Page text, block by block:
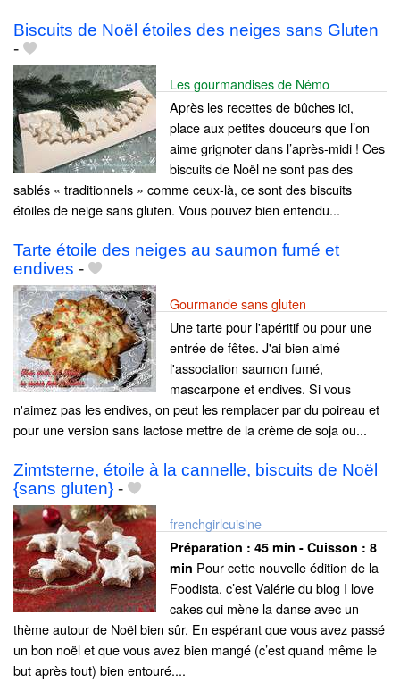
Biscuits de Noël étoiles des neiges sans Gluten
-
Les gourmandises de Némo
Après les recettes de bûches ici,
place aux petites douceurs que l’on
aime grignoter dans l’après-midi ! Ces
biscuits de Noël ne sont pas des
sablés « traditionnels » comme ceux-là, ce sont des biscuits
étoiles de neige sans gluten. Vous pouvez bien entendu...
Tarte étoile des neiges au saumon fumé et
endives -
Gourmande sans gluten
Une tarte pour l'apéritif ou pour une
entrée de fêtes. J'ai bien aimé
l'association saumon fumé,
mascarpone et endives. Si vous
n'aimez pas les endives, on peut les remplacer par du poireau et
pour une version sans lactose mettre de la crème de soja ou...
Zimtsterne, étoile à la cannelle, biscuits de Noël
{sans gluten} -
frenchgirlcuisine
Préparation : 45 min - Cuisson : 8
min Pour cette nouvelle édition de la
Foodista, c’est Valérie du blog I love
cakes qui mène la danse avec un
thème autour de Noël bien sûr. En espérant que vous avez passé
un bon noël et que vous avez bien mangé (c’est quand même le
but après tout) bien entouré....